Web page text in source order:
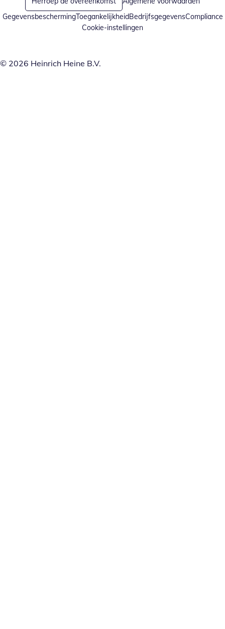
GegevensbeschermingToegankelijkheidBedrijfsgegevensCompliance
Cookie-instellingen
© 2026 Heinrich Heine B.V.